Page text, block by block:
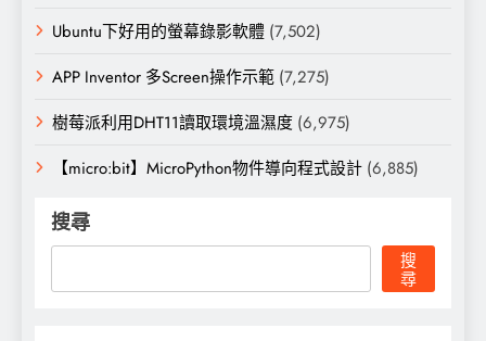
Ubuntu下好用的螢幕錄影軟體 (7,502)
APP Inventor 多Screen操作示範 (7,275)
樹莓派利用DHT11讀取環境溫濕度 (6,975)
【micro:bit】MicroPython物件導向程式設計 (6,885)
搜尋
搜
尋